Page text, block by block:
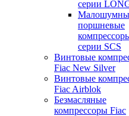
серии
поршневые
серии SCS
Винтовые
Fiac New Silver
Винтовые
Fiac Airblok
Безмасляные
компрессоры Fiac